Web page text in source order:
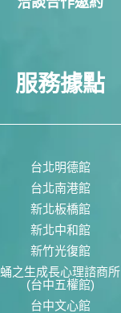
服務據點
台北明德館
台北南港館
新北板橋館
新北中和館
新竹光復館
蛹之生成長心理諮商所
(台中五權館)
台中文心館